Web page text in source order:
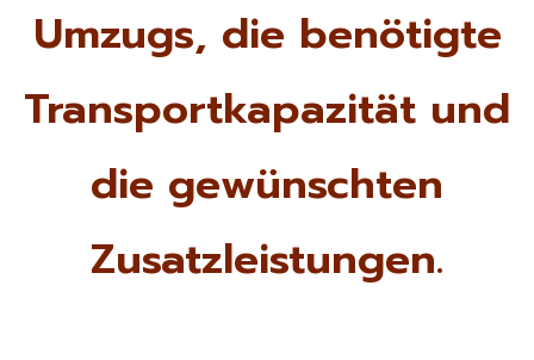
Umzugs, die benötigte
Transportkapazität und
die gewünschten
Zusatzleistungen.